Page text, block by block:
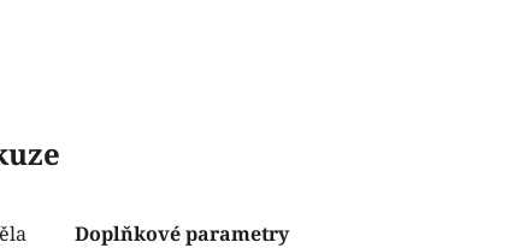
Doplňkové parametry